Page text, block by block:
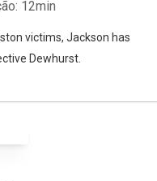
12min
victims, Jackson has
Dewhurst.